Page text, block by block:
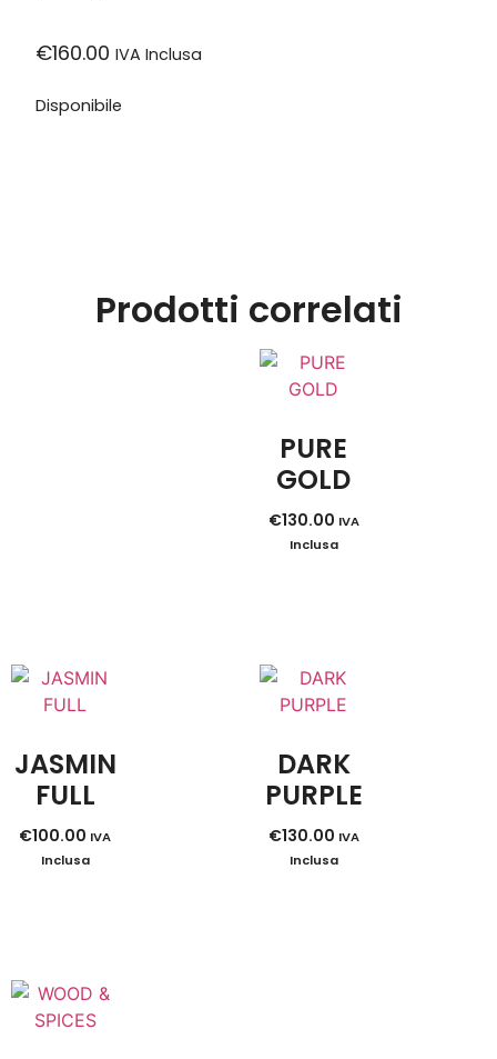
€160.00 IVA Inclusa
Disponibile
Prodotti correlati
PURE
GOLD
€130.00 IVA
Inclusa
JASMIN
FULL
€100.00 IVA
Inclusa
DARK
PURPLE
€130.00 IVA
Inclusa